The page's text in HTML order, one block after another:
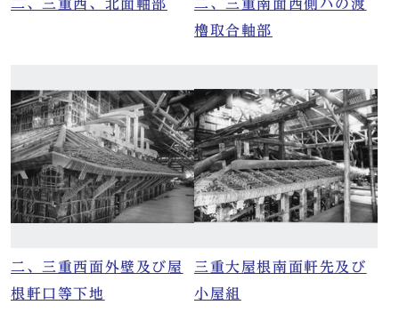
二、三重西、北面軸部
二、三重南面西側ハの渡
櫓取合軸部
二、三重西面外壁及び屋
根軒口等下地
三重大屋根南面軒先及び
小屋組